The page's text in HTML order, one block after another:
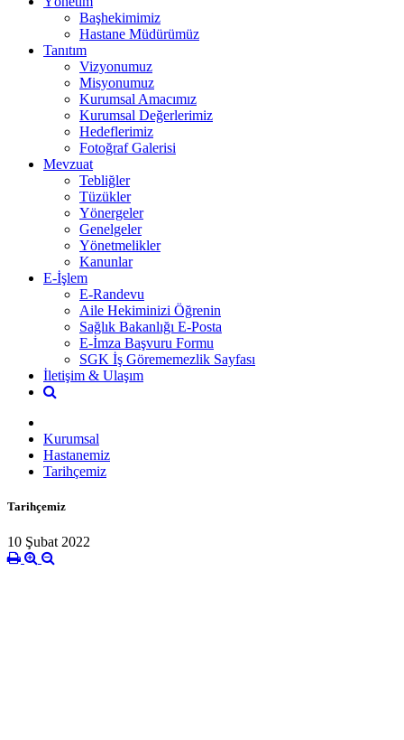
Başhekimimiz
Hastane Müdürümüz
Tanıtım
Vizyonumuz
Misyonumuz
Kurumsal Amacımız
Kurumsal Değerlerimiz
Hedeflerimiz
Fotoğraf Galerisi
Mevzuat
Tebliğler
Tüzükler
Yönergeler
Genelgeler
Yönetmelikler
Kanunlar
E-İşlem
E-Randevu
Aile Hekiminizi Öğrenin
Sağlık Bakanlığı E-Posta
E-İmza Başvuru Formu
SGK İş Görememezlik Sayfası
İletişim & Ulaşım
Kurumsal
Hastanemiz
Tarihçemiz
Tarihçemiz
10 Şubat 2022